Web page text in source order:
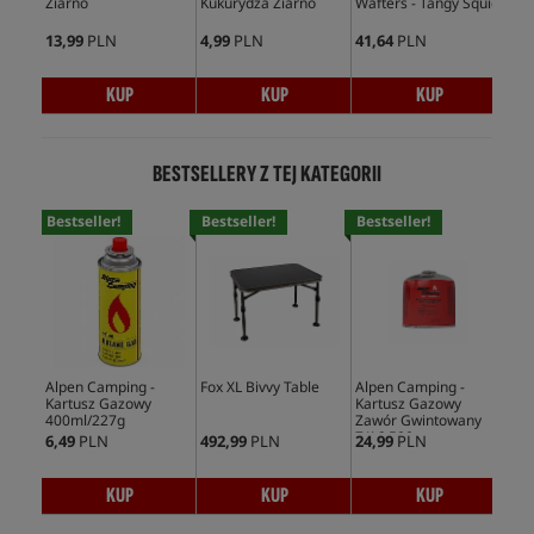
13,99 PLN
KUP
4,99 PLN
KUP
41,64 PLN
KUP
BESTSELLERY Z TEJ KATEGORII
Bestseller!
Alpen Camping -
Kartusz Gazowy
400ml/227g
6,49 PLN
KUP
Bestseller!
Fox XL Bivvy Table
492,99 PLN
KUP
Bestseller!
Alpen Camping -
Kartusz Gazowy
Zawór Gwintowany
7/16 500g
24,99 PLN
KUP